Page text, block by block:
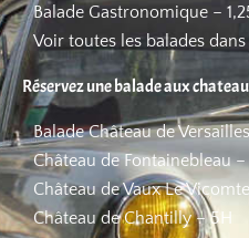
Balade Gastronomique –
Voir toutes les balades dans
Réservez une balade aux
Balade Château de
Château de Fontainebleau –
Château de Vaux Le
Château de Chantilly – 5H